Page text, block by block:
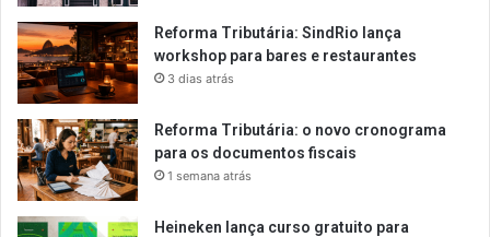
Reforma Tributária: SindRio lança
workshop para bares e restaurantes
3 dias atrás
Reforma Tributária: o novo cronograma
para os documentos fiscais
1 semana atrás
Heineken lança curso gratuito para